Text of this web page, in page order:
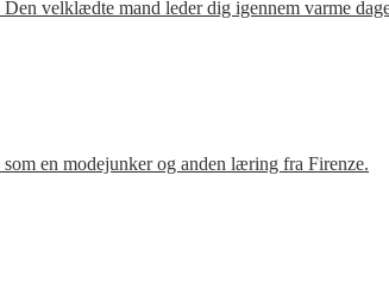
velklædte mand leder dig igennem varme
en modejunker og anden læring fra Firenze.